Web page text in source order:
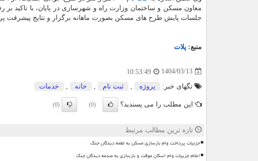
معاون مسکن و ساختمان وزارت راه و شهرسازی در پایان، با تاکید
جلسات پایش طرح های مسکن بصورت ماهانه برگزار و نتایج پیشرفت
منبع: پلات
1404/03/13
10:53:49
تگهای خبر: پروژه ثبت نام خانه خدمات
این مطلب را می پسندید؟ (0)
(0)
تازه ترین مطالب مرتبط
جزئیات پرداخت وام بازسازی مسکن به لطمه دیدگان جنگ
اعلام جزییات وام اسکان موقت و بازسازی به صدمه دیدگان جنگ